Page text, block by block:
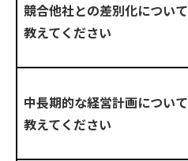
競合他社との差別化について
教えてください
中長期的な経営計画について
教えてください